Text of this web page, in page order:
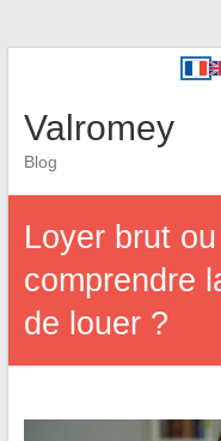
Valromey
Blog
Loyer brut
comprendre
de louer ?